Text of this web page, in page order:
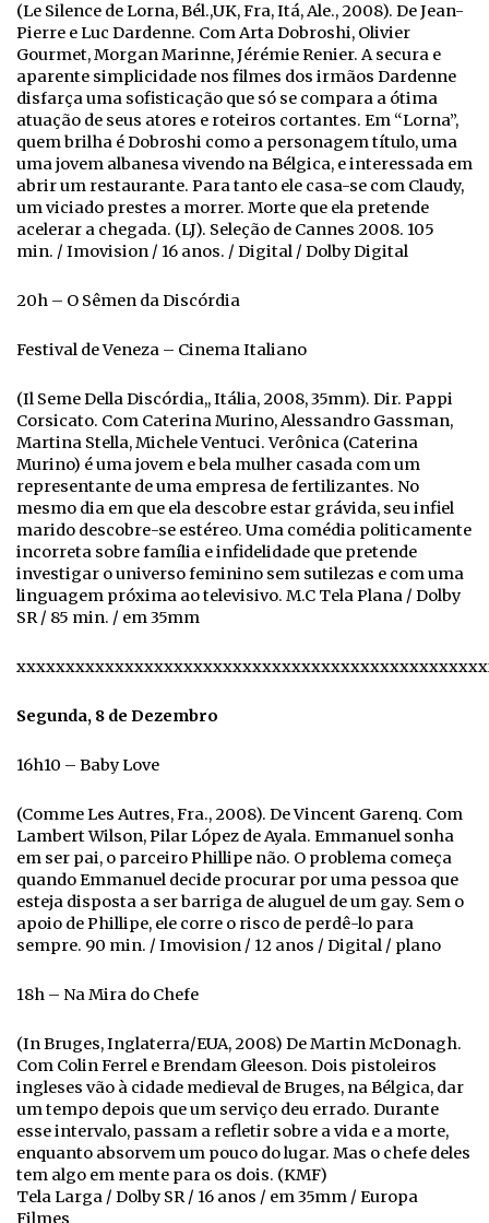
(Le Silence de Lorna, Bél.,UK, Fra, Itá, Ale., 2008). De Jean-
Pierre e Luc Dardenne. Com Arta Dobroshi, Olivier
Gourmet, Morgan Marinne, Jérémie Renier. A secura e
aparente simplicidade nos filmes dos irmãos Dardenne
disfarça uma sofisticação que só se compara a ótima
atuação de seus atores e roteiros cortantes. Em “Lorna”,
quem brilha é Dobroshi como a personagem título, uma
uma jovem albanesa vivendo na Bélgica, e interessada em
abrir um restaurante. Para tanto ele casa-se com Claudy,
um viciado prestes a morrer. Morte que ela pretende
acelerar a chegada. (LJ). Seleção de Cannes 2008. 105
min. / Imovision / 16 anos. / Digital / Dolby Digital
20h – O Sêmen da Discórdia
Festival de Veneza – Cinema Italiano
(Il Seme Della Discórdia,, Itália, 2008, 35mm). Dir. Pappi
Corsicato. Com Caterina Murino, Alessandro Gassman,
Martina Stella, Michele Ventuci. Verônica (Caterina
Murino) é uma jovem e bela mulher casada com um
representante de uma empresa de fertilizantes. No
mesmo dia em que ela descobre estar grávida, seu infiel
marido descobre-se estéreo. Uma comédia politicamente
incorreta sobre família e infidelidade que pretende
investigar o universo feminino sem sutilezas e com uma
linguagem próxima ao televisivo. M.C Tela Plana / Dolby
SR / 85 min. / em 35mm
Segunda, 8 de Dezembro
16h10 – Baby Love
(Comme Les Autres, Fra., 2008). De Vincent Garenq. Com
Lambert Wilson, Pilar López de Ayala. Emmanuel sonha
em ser pai, o parceiro Phillipe não. O problema começa
quando Emmanuel decide procurar por uma pessoa que
esteja disposta a ser barriga de aluguel de um gay. Sem o
apoio de Phillipe, ele corre o risco de perdê-lo para
sempre. 90 min. / Imovision / 12 anos / Digital / plano
18h – Na Mira do Chefe
(In Bruges, Inglaterra/EUA, 2008) De Martin McDonagh.
Com Colin Ferrel e Brendam Gleeson. Dois pistoleiros
ingleses vão à cidade medieval de Bruges, na Bélgica, dar
um tempo depois que um serviço deu errado. Durante
esse intervalo, passam a refletir sobre a vida e a morte,
enquanto absorvem um pouco do lugar. Mas o chefe deles
tem algo em mente para os dois. (KMF)
Tela Larga / Dolby SR / 16 anos / em 35mm / Europa
Filmes